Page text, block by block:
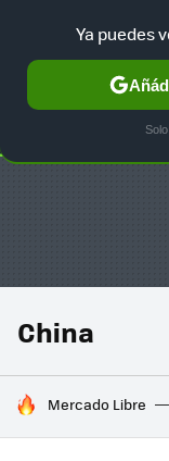
SELECCIÓN
China
HOY SE HABLA DE
Mercado Libre
Ya puedes